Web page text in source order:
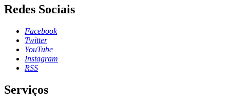
Redes Sociais
Facebook
Twitter
YouTube
Instagram
RSS
Serviços